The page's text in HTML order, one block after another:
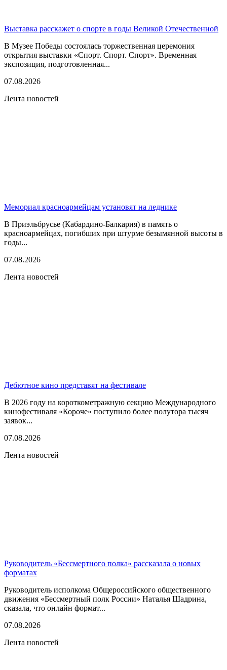
Выставка расскажет о спорте в годы Великой Отечественной
В Музее Победы состоялась торжественная церемония
открытия выставки «Спорт. Спорт. Спорт». Временная
экспозиция, подготовленная...
07.08.2026
Лента новостей
Мемориал красноармейцам установят на леднике
В Приэльбрусье (Кабардино-Балкария) в память о
красноармейцах, погибших при штурме безымянной высоты в
годы...
07.08.2026
Лента новостей
Дебютное кино представят на фестивале
В 2026 году на короткометражную секцию Международного
кинофестиваля «Короче» поступило более полутора тысяч
заявок...
07.08.2026
Лента новостей
Руководитель «Бессмертного полка» рассказала о новых
форматах
Руководитель исполкома Общероссийского общественного
движения «Бессмертный полк России» Наталья Шадрина,
сказала, что онлайн формат...
07.08.2026
Лента новостей